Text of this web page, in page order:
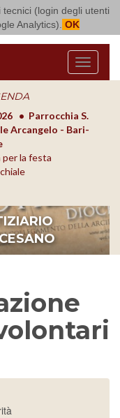
(login degli utenti
Analytics). OK
Menu
Parrocchia S.
Arcangelo - Bari-
per la festa